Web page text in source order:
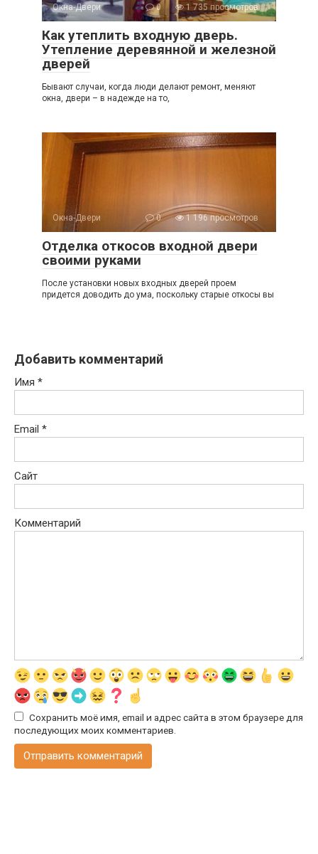
Окна-Двери 0 1 735 просмотров
Как утеплить входную дверь.
Утепление деревянной и железной
дверей
Бывают случаи, когда люди делают ремонт, меняют
окна, двери – в надежде на то,
Окна-Двери 0 1 196 просмотров
Отделка откосов входной двери
своими руками
После установки новых входных дверей проем
придется доводить до ума, поскольку старые откосы вы
Добавить комментарий
Имя *
Email *
Сайт
Комментарий
Сохранить моё имя, email и адрес сайта в этом браузере для
последующих моих комментариев.